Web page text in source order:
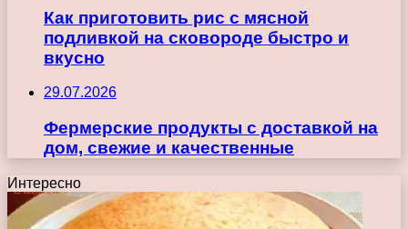
Как приготовить рис с мясной
подливкой на сковороде быстро и
вкусно
29.07.2026
Фермерские продукты с доставкой на
дом, свежие и качественные
Интересно